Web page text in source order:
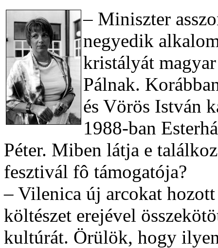
– Miniszter
negyedik
kristályát
Pálnak.
és Vörös István
1988-ban
Péter. Miben látja e
fesztivál fô támogatója?
– Vilenica új arcokat
költészet erejével
kultúrát. Örülök, hogy